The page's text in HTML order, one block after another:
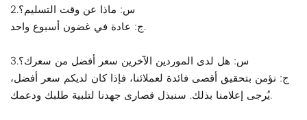
2.س: ماذا عن وقت التسليم؟
ج: عادة في غضون أسبوع واحد.
3.س: هل لدى الموردين الآخرين سعر أفضل من سعرك؟
ج: نؤمن بتحقيق أقصى فائدة لعملائنا، فإذا كان لديكم سعر أفضل،
يُرجى إعلامنا بذلك. سنبذل قصارى جهدنا لتلبية طلبك ودعمك.